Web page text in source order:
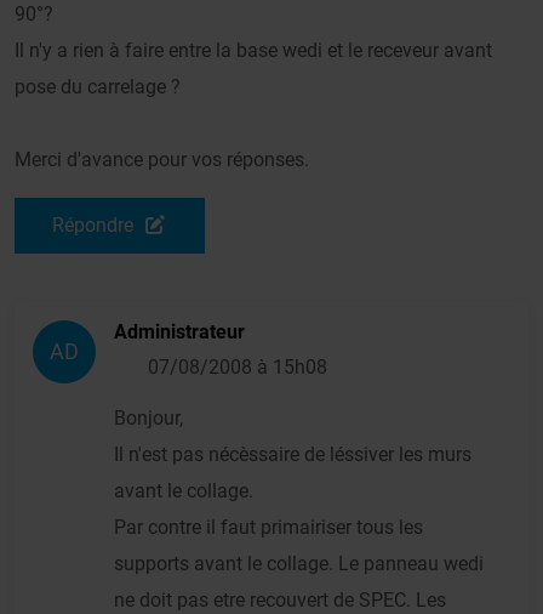
90°?
Il n'y a rien à faire entre la base wedi et le receveur avant
pose du carrelage ?
Merci d'avance pour vos réponses.
Répondre
AD
Administrateur
07/08/2008 à 15h08
Bonjour,
Il n'est pas nécèssaire de léssiver les murs
avant le collage.
Par contre il faut primairiser tous les
supports avant le collage. Le panneau wedi
ne doit pas etre recouvert de SPEC. Les